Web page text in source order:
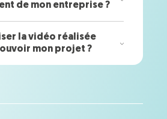
de mon entreprise ?
la vidéo réalisée
mon projet ?